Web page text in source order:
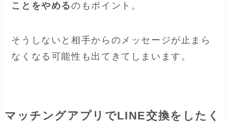
ことをやめるのもポイント。
そうしないと相手からのメッセージが止まら
なくなる可能性も出てきてしまいます。
マッチングアプリでLINE交換をしたく